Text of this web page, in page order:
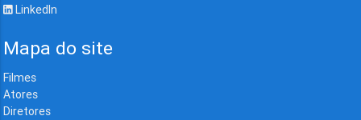
LinkedIn
Mapa do site
Filmes
Atores
Diretores